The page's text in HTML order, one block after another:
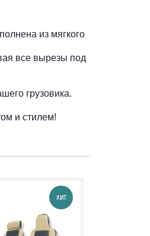
из мягкого
все вырезы под
грузовика.
и стилем!
ХИТ